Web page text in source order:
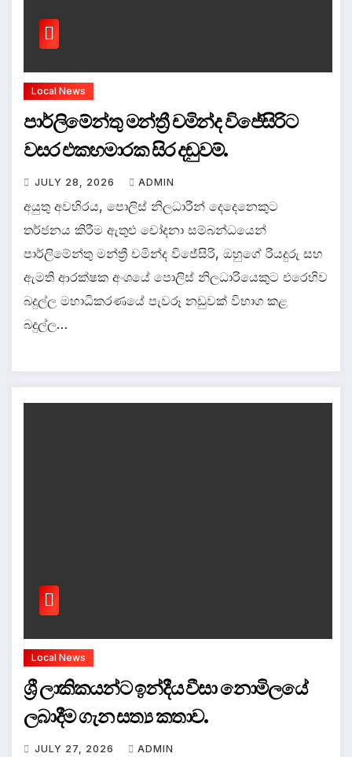
Local News
පාර්ලිමේන්තු මන්ත්‍රී චමින්ද විජේසිරිට
වසර එකහමාරක සිර දඬුවම්.
JULY 28, 2026 ADMIN
අයුතු අවහිරය, පොලිස් නිලධාරීන් දෙදෙනෙකුට
තර්ජනය කිරීම ඇතුළු චෝදනා සම්බන්ධයෙන්
පාර්ලිමේන්තු මන්ත්‍රී චමින්ද විජේසිරි, ඔහුගේ රියදුරු සහ
ඇමති ආරක්ෂක අංශයේ පොලිස් නිලධාරියෙකුට එරෙහිව
බදුල්ල මහාධිකරණයේ පැවරූ නඩුවක් විභාග කළ
බදුල්ල…
Local News
ශ්‍රී ලාකිකයන්ට ඉන්දීය වීසා නොමිලයේ
ලබාදීම ගැන සත්‍ය කතාව.
JULY 27, 2026 ADMIN